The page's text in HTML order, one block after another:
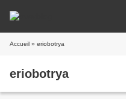
Accueil » eriobotrya
eriobotrya